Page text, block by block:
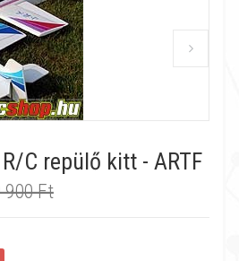
C repülő kitt - ARTF
900 Ft